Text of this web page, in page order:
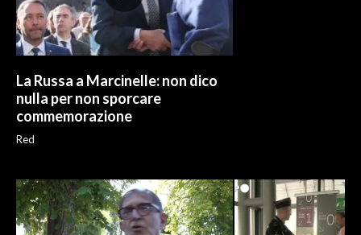
La Russa a Marcinelle: non dico
nulla per non sporcare
commemorazione
Red